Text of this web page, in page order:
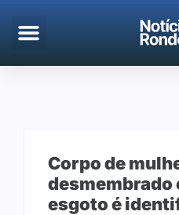
Corpo de
desmembrado
esgoto é